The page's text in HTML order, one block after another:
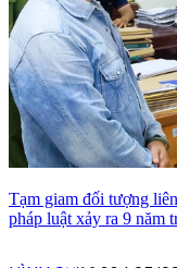
Tạm giam đối tượng
pháp luật xảy ra 9 năm